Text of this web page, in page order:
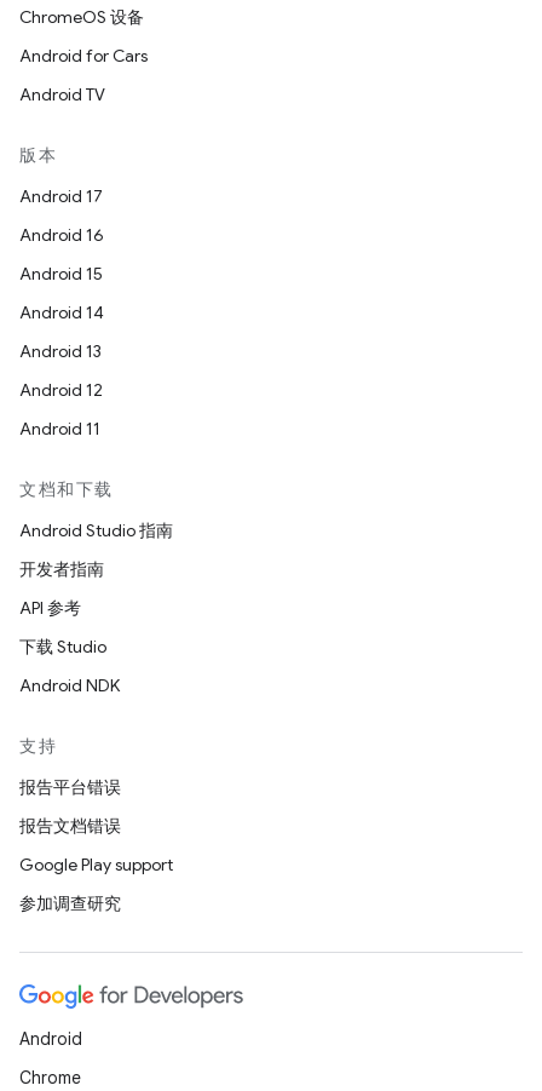
ChromeOS 设备
Android for Cars
Android TV
版本
Android 17
Android 16
Android 15
Android 14
Android 13
Android 12
Android 11
文档和下载
Android Studio 指南
开发者指南
API 参考
下载 Studio
Android NDK
支持
报告平台错误
报告文档错误
Google Play support
参加调查研究
Android
Chrome